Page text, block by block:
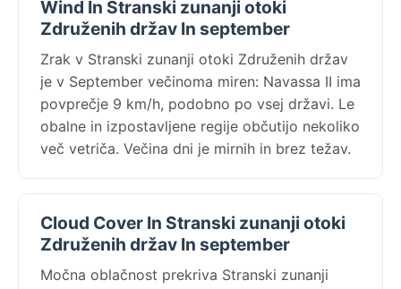
Wind In Stranski zunanji otoki
Združenih držav In september
Zrak v Stranski zunanji otoki Združenih držav
je v September večinoma miren: Navassa II ima
povprečje 9 km/h, podobno po vsej državi. Le
obalne in izpostavljene regije občutijo nekoliko
več vetriča. Večina dni je mirnih in brez težav.
Cloud Cover In Stranski zunanji otoki
Združenih držav In september
Močna oblačnost prekriva Stranski zunanji